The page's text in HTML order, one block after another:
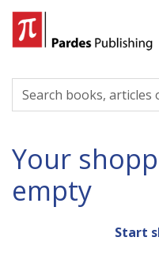
Your
empty
Start